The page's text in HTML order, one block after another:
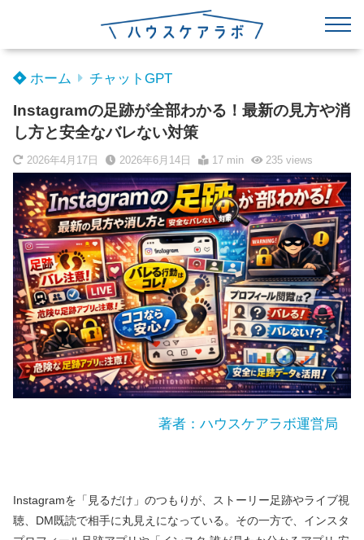
ホーム チャットGPT
Instagramの足跡が全部わかる！最新の見方や消
し方と安全なバレない対策
2026年4月17日 2026年6月14日 17 min 235views
著者：ハウスケアラボ運営局
Instagramを「見るだけ」のつもりが、ストーリー足跡やライブ視
聴、DM既読で相手に丸見えになっている。その一方で、インスタ